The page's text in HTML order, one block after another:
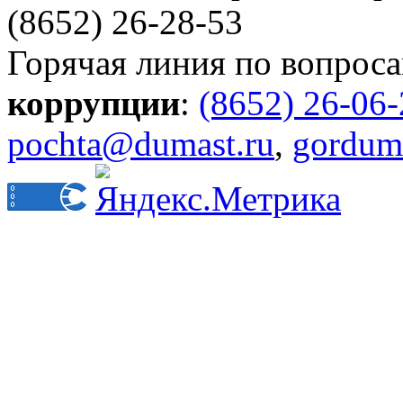
(8652) 26-28-53
Горячая линия по
коррупции: (8652) 26-
pochta@dumast.ru,